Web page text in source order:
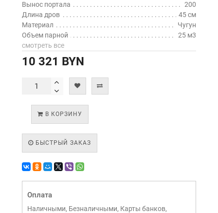
Вынос портала
200
Длина дров
45 см
Материал
Чугун
Объем парной
25 м3
смотреть все
10 321 BYN
В КОРЗИНУ
БЫСТРЫЙ ЗАКАЗ
Оплата
Наличными, Безналичными, Карты банков,